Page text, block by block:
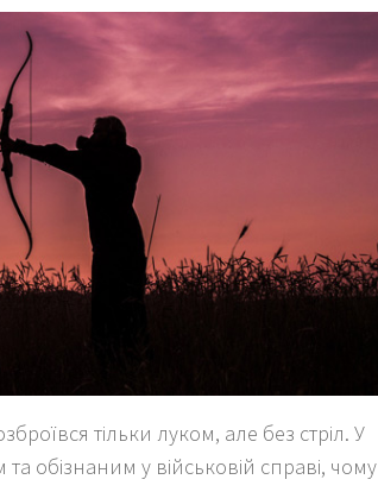
тільки луком, але без стріл. У
обізнаним у військовій справі, чому